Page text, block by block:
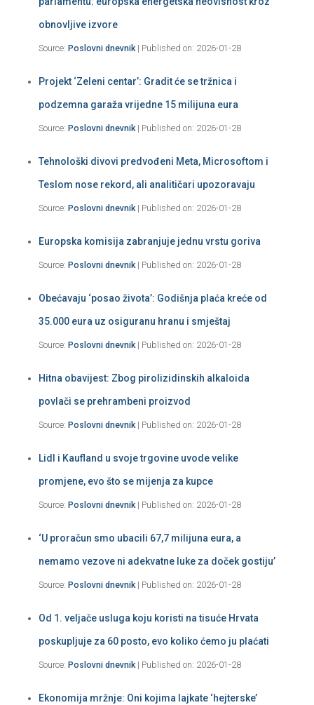
obnovljive izvore
Source: Poslovni dnevnik Published on: 2026-01-28
Projekt ‘Zeleni centar’: Gradit će se tržnica i
podzemna garaža vrijedne 15 milijuna eura
Source: Poslovni dnevnik Published on: 2026-01-28
Tehnološki divovi predvođeni Meta, Microsoftom i
Teslom nose rekord, ali analitičari upozoravaju
Source: Poslovni dnevnik Published on: 2026-01-28
Europska komisija zabranjuje jednu vrstu goriva
Source: Poslovni dnevnik Published on: 2026-01-28
Obećavaju ‘posao života’: Godišnja plaća kreće od
35.000 eura uz osiguranu hranu i smještaj
Source: Poslovni dnevnik Published on: 2026-01-28
Hitna obavijest: Zbog pirolizidinskih alkaloida
povlači se prehrambeni proizvod
Source: Poslovni dnevnik Published on: 2026-01-28
Lidl i Kaufland u svoje trgovine uvode velike
promjene, evo što se mijenja za kupce
Source: Poslovni dnevnik Published on: 2026-01-28
‘U proračun smo ubacili 67,7 milijuna eura, a
nemamo vezove ni adekvatne luke za doček gostiju’
Source: Poslovni dnevnik Published on: 2026-01-28
Od 1. veljače usluga koju koristi na tisuće Hrvata
poskupljuje za 60 posto, evo koliko ćemo ju plaćati
Source: Poslovni dnevnik Published on: 2026-01-28
Ekonomija mržnje: Oni kojima lajkate ‘hejterske’